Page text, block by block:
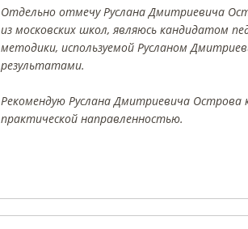
Отдельно отмечу Руслана Дмитриевича
из московских школ, являюсь кандидатом
методики, используемой Русланом
результатами.
Рекомендую Руслана Дмитриевича
практической направленностью.